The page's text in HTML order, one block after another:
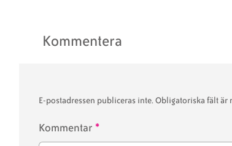
Kommentera
E-postadressen publiceras inte.Obligatoriska fält är
Kommentar *